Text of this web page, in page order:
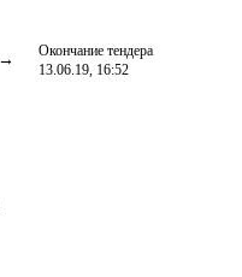
Окончание тендера
13.06.19, 16:52